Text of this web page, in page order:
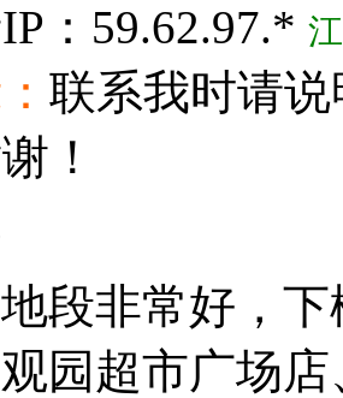
： 59.62.97.*
联系我时请
！
段非常好，
园超市广场